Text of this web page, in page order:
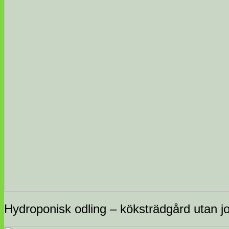
Hydroponisk odling – köksträdgård utan